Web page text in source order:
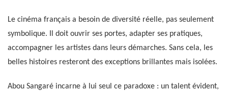
Le cinéma français a besoin de diversité réelle, pas seulement
symbolique. Il doit ouvrir ses portes, adapter ses pratiques,
accompagner les artistes dans leurs démarches. Sans cela, les
belles histoires resteront des exceptions brillantes mais isolées.
Abou Sangaré incarne à lui seul ce paradoxe : un talent évident,